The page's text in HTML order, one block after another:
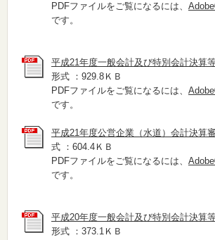
PDFファイルをご覧になるには、
です。
平成21年度一般会計及び特別会計決算
形式 ：929.8ＫＢ
PDFファイルをご覧になるには、
です。
平成21年度公営企業（水道）会計決算
式 ：604.4ＫＢ
PDFファイルをご覧になるには、
です。
平成20年度一般会計及び特別会計決算
形式 ：373.1ＫＢ